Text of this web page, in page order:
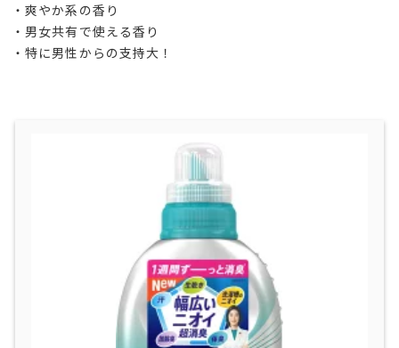
・爽やか系の香り
・男女共有で使える香り
・特に男性からの支持大！